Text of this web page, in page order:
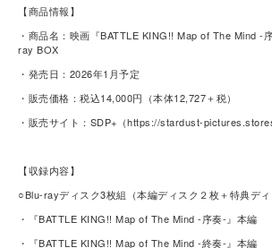
【商品情報】
・商品名：映画『BATTLE KING!! Map of The Mind -
ray BOX
・発売日：2026年1月予定
・販売価格：税込14,000円（本体12,727＋税）
・販売サイト：SDP+（https://stardust-
【収録内容】
○Blu-rayディスク3枚組（本編ディスク２枚＋特典ディ
・『BATTLE KING!! Map of The Mind -序奏-』本編
・『BATTLE KING!! Map of The Mind -終奏-』本編